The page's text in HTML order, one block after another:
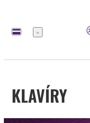
Nabídka
KLAVÍRY